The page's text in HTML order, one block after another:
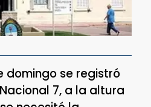
domingo se registró
7, a la altura